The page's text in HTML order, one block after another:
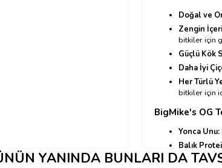
Doğal ve
Zengin
bitkiler için
Güçlü Kök
Daha İyi
Her Türlü
bitkiler için
BigMike's OG
Yonca Unu:
Balık
Solucan
YANINDA BUNLARI DA